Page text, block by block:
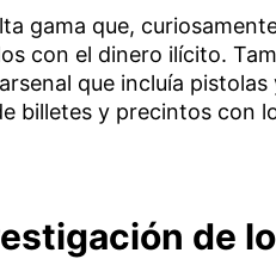
gama que,
con el dinero ilícito.
que incluía pistolas
billetes y precintos con
de